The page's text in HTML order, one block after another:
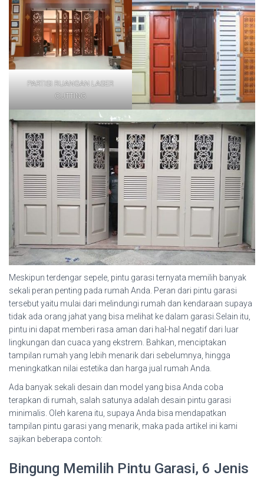
PARTISI RUANGAN LASER
CUTTING
Meskipun terdengar sepele, pintu garasi ternyata memilih banyak
sekali peran penting pada rumah Anda. Peran dari pintu garasi
tersebut yaitu mulai dari melindungi rumah dan kendaraan supaya
tidak ada orang jahat yang bisa melihat ke dalam garasi.Selain itu,
pintu ini dapat memberi rasa aman dari hal-hal negatif dari luar
lingkungan dan cuaca yang ekstrem. Bahkan, menciptakan
tampilan rumah yang lebih menarik dari sebelumnya, hingga
meningkatkan nilai estetika dan harga jual rumah Anda.
Ada banyak sekali desain dan model yang bisa Anda coba
terapkan di rumah, salah satunya adalah desain pintu garasi
minimalis. Oleh karena itu, supaya Anda bisa mendapatkan
tampilan pintu garasi yang menarik, maka pada artikel ini kami
sajikan beberapa contoh:
Bingung Memilih Pintu Garasi, 6 Jenis